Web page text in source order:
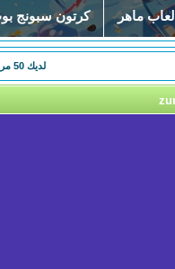
العاب ماهر كرتون سبونج
لديك50